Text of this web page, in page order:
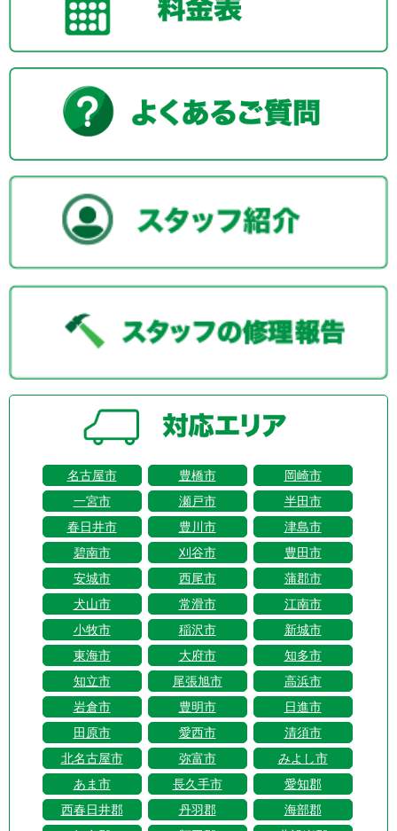
名古屋市 豊橋市
岡崎市
一宮市
瀬戸市
半田市
春日井市
豊川市
津島市
碧南市
刈谷市
豊田市
安城市
西尾市
蒲郡市
犬山市
常滑市
江南市
小牧市
稲沢市
新城市
東海市
大府市
知多市
知立市
尾張旭市
高浜市
岩倉市
豊明市
日進市
田原市
愛西市
清須市
北名古屋市
弥富市
みよし市
あま市
長久手市
愛知郡
西春日井郡
丹羽郡
海部郡